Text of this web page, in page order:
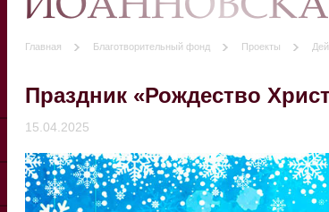
Главная Благотворительный фонд Проекты
Праздник «Рождество
15.04.2025